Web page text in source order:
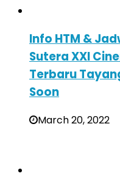
Info HTM &
Sutera XXI
Terbaru
Soon
March 20, 2022